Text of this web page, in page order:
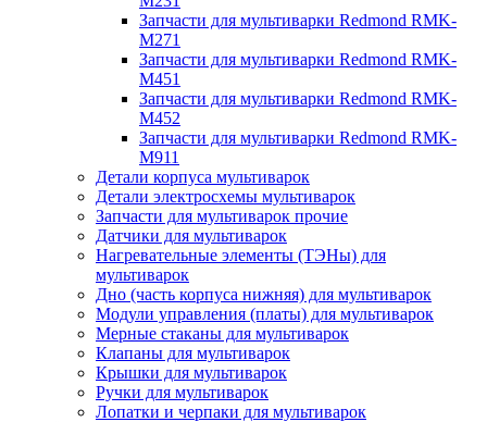
Запчасти для мультиварки Redmond RMK-
M271
Запчасти для мультиварки Redmond RMK-
M451
Запчасти для мультиварки Redmond RMK-
M452
Запчасти для мультиварки Redmond RMK-
M911
Детали корпуса мультиварок
Детали электросхемы мультиварок
Запчасти для мультиварок прочие
Датчики для мультиварок
Нагревательные элементы (ТЭНы) для
мультиварок
Дно (часть корпуса нижняя) для мультиварок
Модули управления (платы) для мультиварок
Мерные стаканы для мультиварок
Клапаны для мультиварок
Крышки для мультиварок
Ручки для мультиварок
Лопатки и черпаки для мультиварок